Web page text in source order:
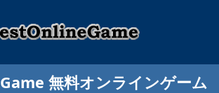
無料オンラインゲーム